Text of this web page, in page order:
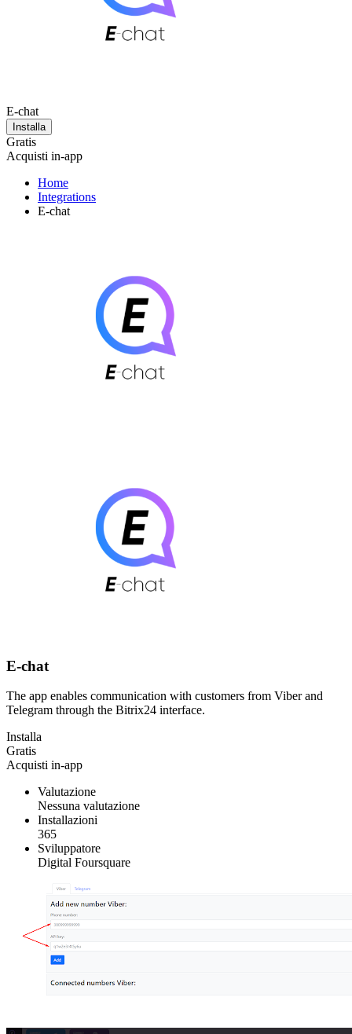
E-chat
Installa
Gratis
Acquisti in-app
Home
Integrations
E-chat
E-chat
The app enables communication with customers from Viber and
Telegram through the Bitrix24 interface.
Installa
Gratis
Acquisti in-app
Valutazione
Nessuna valutazione
Installazioni
365
Sviluppatore
Digital Foursquare